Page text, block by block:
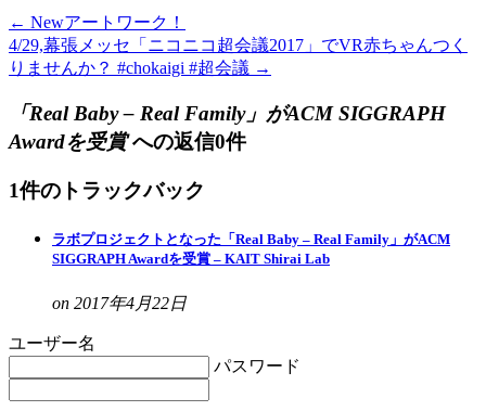
← Newアートワーク！
4/29,幕張メッセ「ニコニコ超会議2017」でVR赤ちゃんつく
りませんか？ #chokaigi #超会議 →
「Real Baby – Real Family」がACM SIGGRAPH
Awardを受賞への返信0件
1件のトラックバック
ラボプロジェクトとなった「Real Baby – Real Family」がACM
SIGGRAPH Awardを受賞 – KAIT Shirai Lab
on 2017年4月22日
ユーザー名
パスワード